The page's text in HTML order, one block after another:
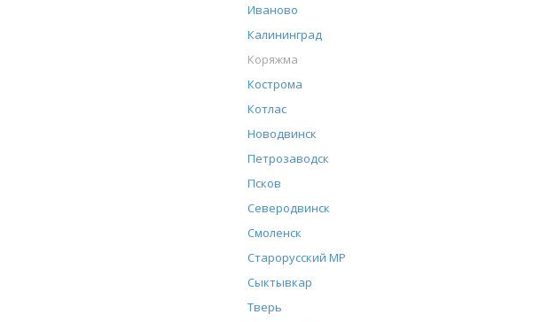
Иваново
Калининград
Коряжма
Кострома
Котлас
Новодвинск
Петрозаводск
Псков
Северодвинск
Смоленск
Старорусский МР
Сыктывкар
Тверь